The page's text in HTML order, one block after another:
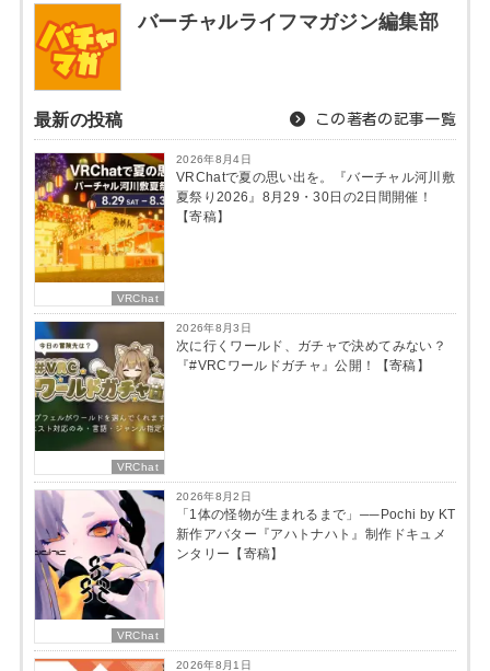
バーチャルライフマガジン編集部
最新の投稿 この著者の記事一覧
VRChat
2026年8月4日
VRChatで夏の思い出を。『バーチャル河川敷
夏祭り2026』8月29・30日の2日間開催！
【寄稿】
VRChat
2026年8月3日
次に行くワールド、ガチャで決めてみない？
『#VRCワールドガチャ』公開！【寄稿】
VRChat
2026年8月2日
「1体の怪物が生まれるまで」──Pochi by KT
新作アバター『アハトナハト』制作ドキュメ
ンタリー【寄稿】
2026年8月1日